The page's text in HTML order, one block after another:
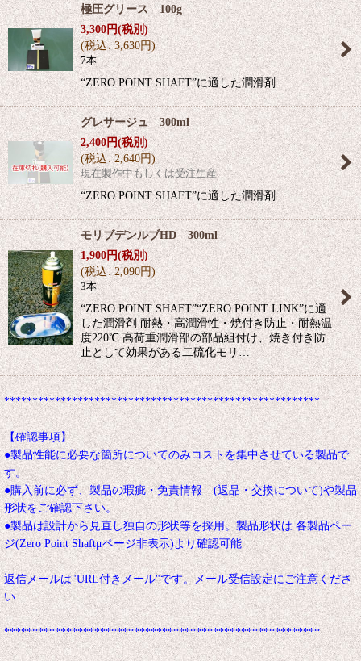
極圧グリース 100g
3,300円(税別)
(税込: 3,630円)
7本
“ZERO POINT SHAFT”に適した潤滑剤
グレサージュ 300ml
2,400円(税別)
(税込: 2,640円)
現在製作中もしくは受注生産
“ZERO POINT SHAFT”に適した潤滑剤
モリブデンルブHD 300ml
1,900円(税別)
(税込: 2,090円)
3本
“ZERO POINT SHAFT”“ZERO POINT LINK”に適
した潤滑剤 耐熱・高潤滑性・焼付き防止・耐熱温
度220℃ 高荷重潤滑部の部品組付け、焼き付き防
止として効果がある二硫化モリ…
********************************************************
【確認事項】
●製品性能に必要な箇所についてのみコストを集中させている製品で
す。
●購入前に必ず、製品の瑕疵・免責情報 (返品・交換について)や製品
形状をご確認下さい。
●製品は設計から見直し独自の形状等を採用。製品形状は 各製品ペー
ジ(Zero Point Shaftμページ非表示)より確認可能
返信メールは"URL付きメール"です。メール受信設定にご注意くださ
い
********************************************************